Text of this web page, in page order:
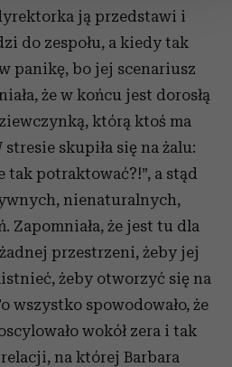
do spersonalizowania treści
społecznościowe i
witrynie. Informacje o tym, jak
udostępniamy partnerom
i analitycznym.
te informacje z innymi danymi
uzyskanymi podczas
ją przedstawi i
do zespołu, a kiedy tak
panikę, bo jej scenariusz
że w końcu jest dorosłą
którą ktoś ma
skupiła się na żalu:
tak potraktować?!”, a stąd
nienaturalnych,
Zapomniała, że jest tu dla
przestrzeni, żeby jej
żeby otworzyć się na
wszystko spowodowało, że
wokół zera i tak
na której Barbara